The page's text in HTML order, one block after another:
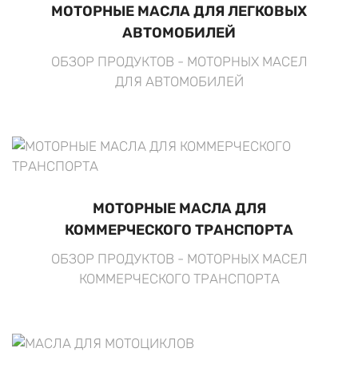
МОТОРНЫЕ МАСЛА ДЛЯ ЛЕГКОВЫХ
АВТОМОБИЛЕЙ
ОБЗОР ПРОДУКТОВ - МОТОРНЫХ МАСЕЛ
ДЛЯ АВТОМОБИЛЕЙ
МОТОРНЫЕ МАСЛА ДЛЯ
КОММЕРЧЕСКОГО ТРАНСПОРТА
ОБЗОР ПРОДУКТОВ - МОТОРНЫХ МАСЕЛ
КОММЕРЧЕСКОГО ТРАНСПОРТА